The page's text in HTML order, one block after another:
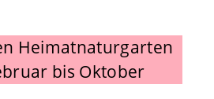
Heimatnaturgarten
bis Oktober